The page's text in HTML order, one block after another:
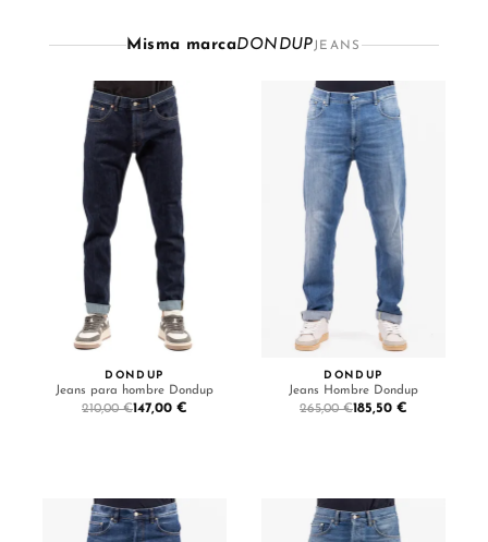
Misma marcaDONDUPJEANS
DONDUP
Jeans para hombre Dondup
210,00 €147,00 €
DONDUP
Jeans Hombre Dondup
265,00 €185,50 €